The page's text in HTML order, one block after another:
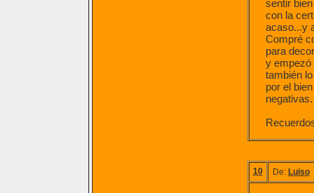
sentir
con la
acaso...y
Compré
para
y empezó
también
por el
10 De: Luiso